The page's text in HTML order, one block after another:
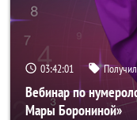
03:41:58
Вебинар по
Мары Борониной»